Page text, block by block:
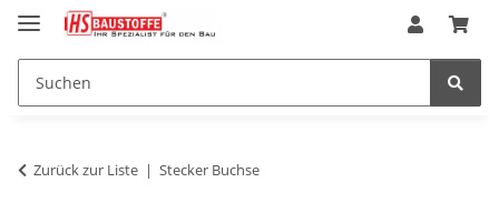
Zurück zur Liste Stecker Buchse